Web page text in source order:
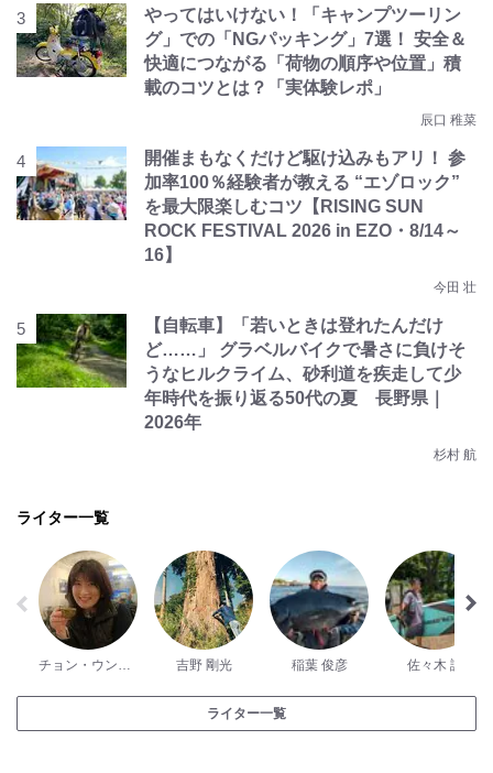
やってはいけない！「キャンプツーリン
グ」での「NGパッキング」7選！ 安全＆
快適につながる「荷物の順序や位置」積
載のコツとは？「実体験レポ」
辰口 稚菜
開催まもなくだけど駆け込みもアリ！ 参
加率100％経験者が教える “エゾロック”
を最大限楽しむコツ【RISING SUN
ROCK FESTIVAL 2026 in EZO・8/14～
16】
今田 壮
【自転車】「若いときは登れたんだけ
ど……」 グラベルバイクで暑さに負けそ
うなヒルクライム、砂利道を疾走して少
年時代を振り返る50代の夏 長野県｜
2026年
杉村 航
ライター一覧
吉野 剛光 稲葉 俊彦 佐々木 誠
ライター一覧